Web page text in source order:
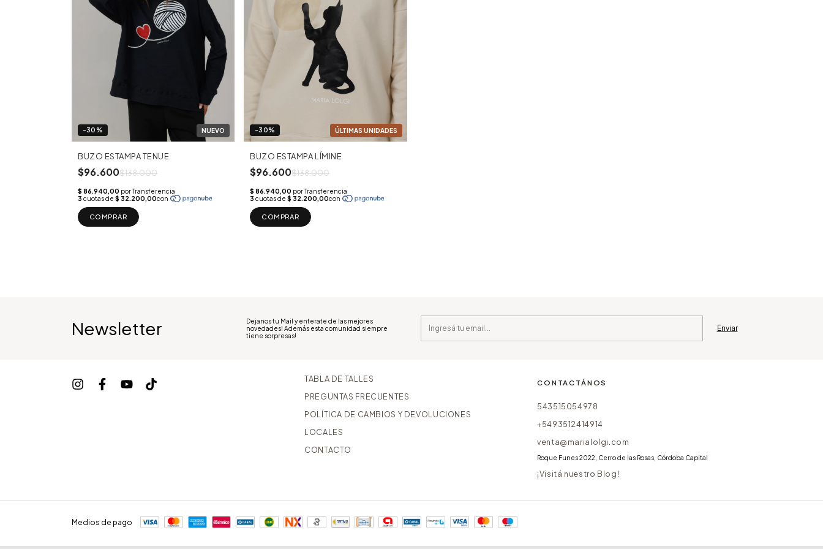
-30%
BUZO ESTAMPA TENUE
$96.600$138.000
COMPRAR
-30%
BUZO ESTAMPA LÍMINE
$96.600$138.000
COMPRAR
Newsletter
Dejanos tu Mail y enterate de las mejores
novedades! Además esta comunidad siempre
tiene sorpresas!
TABLA DE TALLES
PREGUNTAS FRECUENTES
POLÍTICA DE CAMBIOS Y DEVOLUCIONES
LOCALES
CONTACTO
CONTACTÁNOS
543515054978
+5493512414914
venta@marialolgi.com
Roque Funes 2022, Cerro de las Rosas, Córdoba Capital
¡Visitá nuestro Blog!
Medios de pago